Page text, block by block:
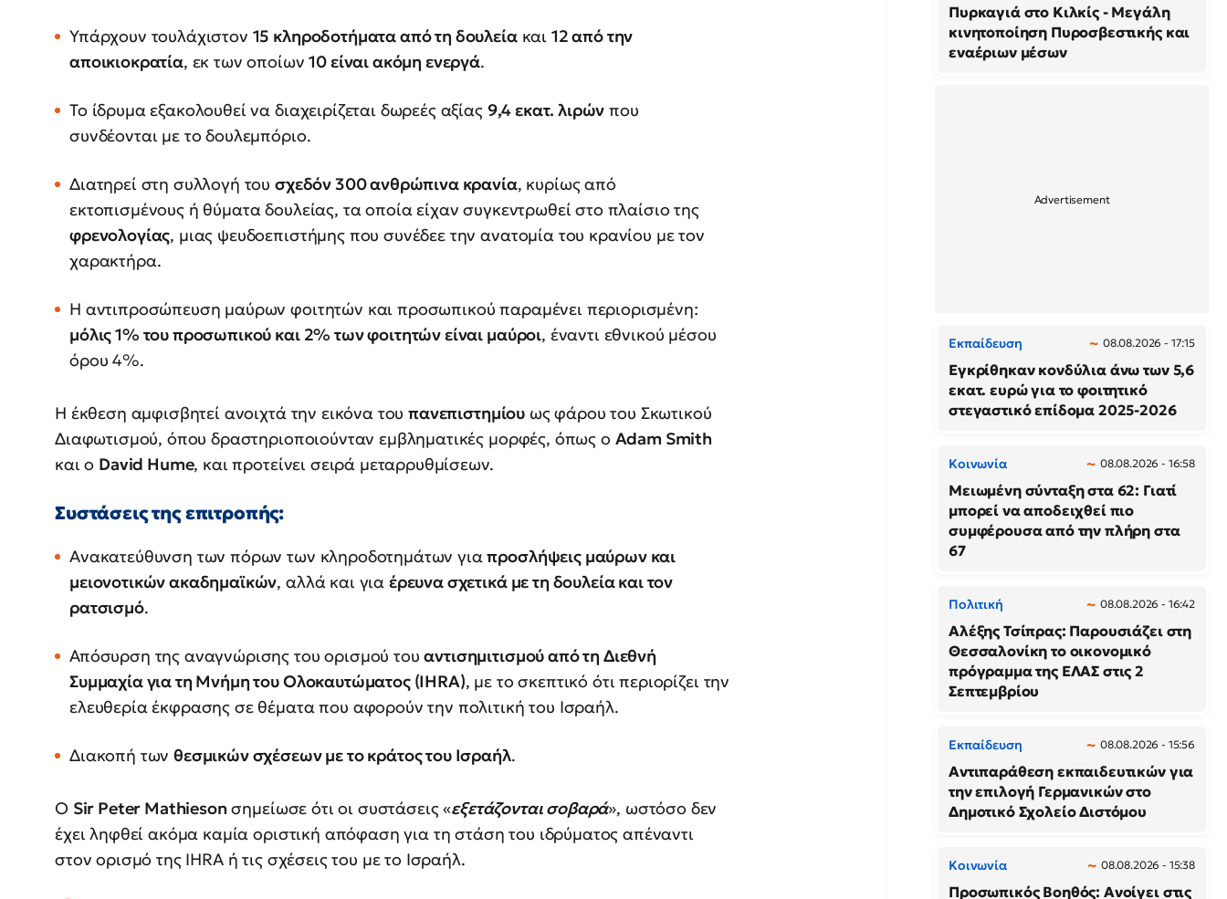
Υπάρχουν τουλάχιστον 15 κληροδοτήματα από τη δουλείακαι 12 από την
αποικιοκρατία, εκ των οποίων10 είναι ακόμη ενεργά.
Το ίδρυμα εξακολουθεί να διαχειρίζεται δωρεές αξίας 9,4 εκατ. λιρών που
συνδέονται με το δουλεμπόριο.
Διατηρεί στη συλλογή του σχεδόν 300 ανθρώπινα κρανία, κυρίως από
εκτοπισμένους ή θύματα δουλείας, τα οποία είχαν συγκεντρωθεί στο πλαίσιο της
φρενολογίας, μιας ψευδοεπιστήμης που συνέδεε την ανατομία του κρανίου με τον
χαρακτήρα.
Η αντιπροσώπευση μαύρων φοιτητών και προσωπικού παραμένει περιορισμένη:
μόλις 1% του προσωπικού και 2% των φοιτητών είναι μαύροι, έναντι εθνικού μέσου
όρου 4%.
Η έκθεση αμφισβητεί ανοιχτά την εικόνα τουπανεπιστημίου ως φάρου του Σκωτικού
Διαφωτισμού, όπου δραστηριοποιούνταν εμβληματικές μορφές, όπως ο Adam Smith
και ο David Hume, και προτείνει σειρά μεταρρυθμίσεων.
Συστάσεις της επιτροπής:
Ανακατεύθυνση των πόρων των κληροδοτημάτων γιαπροσλήψεις μαύρων και
μειονοτικών ακαδημαϊκών, αλλά και για έρευνα σχετικά με τη δουλεία και τον
ρατσισμό.
Απόσυρση της αναγνώρισης του ορισμού τουαντισημιτισμού από τη Διεθνή
Συμμαχία για τη Μνήμη του Ολοκαυτώματος (IHRA), με το σκεπτικό ότι περιορίζει την
ελευθερία έκφρασης σε θέματα που αφορούν την πολιτική του Ισραήλ.
Διακοπή τωνθεσμικών σχέσεων με το κράτος του Ισραήλ.
Ο Sir Peter Mathieson σημείωσε ότι οι συστάσεις «εξετάζονται σοβαρά», ωστόσο δεν
έχει ληφθεί ακόμα καμία οριστική απόφαση για τη στάση του ιδρύματος απέναντι
στον ορισμό της IHRA ή τις σχέσεις του με το Ισραήλ.
Πυρκαγιά στο Κιλκίς - Μεγάλη
κινητοποίηση Πυροσβεστικής και
εναέριων μέσων
Εκπαίδευση 08.08.2026 - 17:15
Εγκρίθηκαν κονδύλια άνω των 5,6
εκατ. ευρώ για το φοιτητικό
στεγαστικό επίδομα 2025-2026
Κοινωνία 08.08.2026 - 16:58
Μειωμένη σύνταξη στα 62: Γιατί
μπορεί να αποδειχθεί πιο
συμφέρουσα από την πλήρη στα
67
Πολιτική 08.08.2026 - 16:42
Αλέξης Τσίπρας: Παρουσιάζει στη
Θεσσαλονίκη το οικονομικό
πρόγραμμα της ΕΛΑΣ στις 2
Σεπτεμβρίου
Εκπαίδευση 08.08.2026 - 15:56
Αντιπαράθεση εκπαιδευτικών για
την επιλογή Γερμανικών στο
Δημοτικό Σχολείο Διστόμου
Κοινωνία 08.08.2026 - 15:38
Προσωπικός Βοηθός: Ανοίγει στις